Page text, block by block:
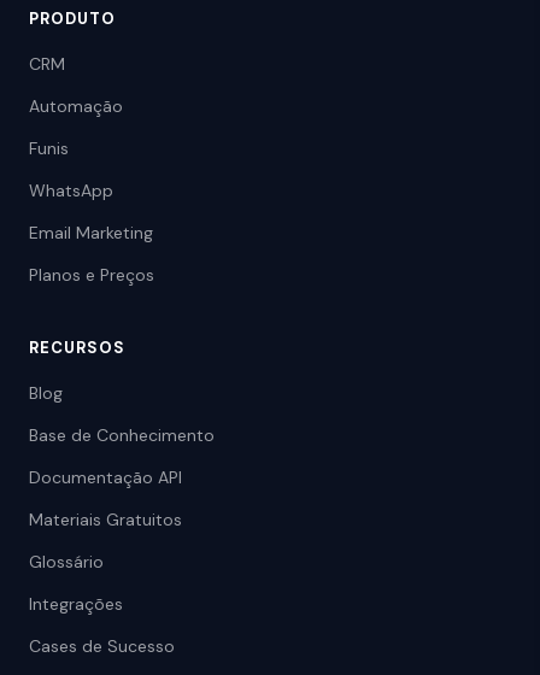
PRODUTO
CRM
Automação
Funis
WhatsApp
Email Marketing
Planos e Preços
RECURSOS
Blog
Base de Conhecimento
Documentação API
Materiais Gratuitos
Glossário
Integrações
Cases de Sucesso